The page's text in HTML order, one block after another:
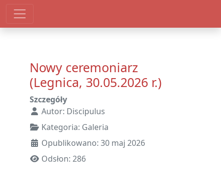
Nowy ceremoniarz
(Legnica, 30.05.2026 r.)
Szczegóły
Autor: Discipulus
Kategoria: Galeria
Opublikowano: 30 maj 2026
Odsłon: 286